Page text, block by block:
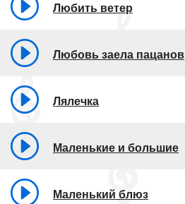
Любить ветер
Любовь заела пацанов
Лялечка
Маленькие и большие
Маленький блюз